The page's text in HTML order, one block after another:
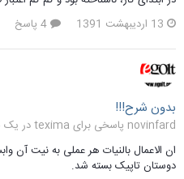
13 اردیبهشت 1391
بدون شرح!!!
novinfard پاسخی برای texima در یک موضوع ارسال کرد در
ان الاعمال بالنیات هر عملی به نیت آن
دوستان تاپیک بسته شد.